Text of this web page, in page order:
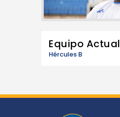
Equipo Actual
Hércules B